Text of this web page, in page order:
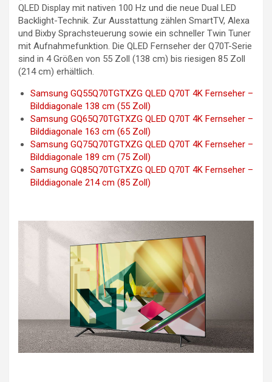
QLED Display mit nativen 100 Hz und die neue Dual LED
Backlight-Technik. Zur Ausstattung zählen SmartTV, Alexa
und Bixby Sprachsteuerung sowie ein schneller Twin Tuner
mit Aufnahmefunktion. Die QLED Fernseher der Q70T-Serie
sind in 4 Größen von 55 Zoll (138 cm) bis riesigen 85 Zoll
(214 cm) erhältlich.
Samsung GQ55Q70TGTXZG QLED Q70T 4K Fernseher –
Bilddiagonale 138 cm (55 Zoll)
Samsung GQ65Q70TGTXZG QLED Q70T 4K Fernseher –
Bilddiagonale 163 cm (65 Zoll)
Samsung GQ75Q70TGTXZG QLED Q70T 4K Fernseher –
Bilddiagonale 189 cm (75 Zoll)
Samsung GQ85Q70TGTXZG QLED Q70T 4K Fernseher –
Bilddiagonale 214 cm (85 Zoll)